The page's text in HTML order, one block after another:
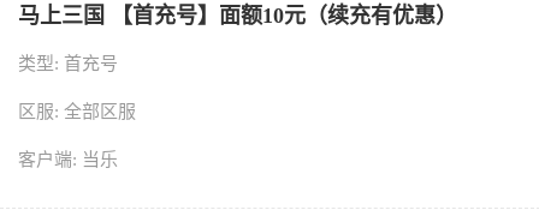
马上三国 【首充号】面额10元（续充有优惠）
类型: 首充号
区服: 全部区服
客户端: 当乐